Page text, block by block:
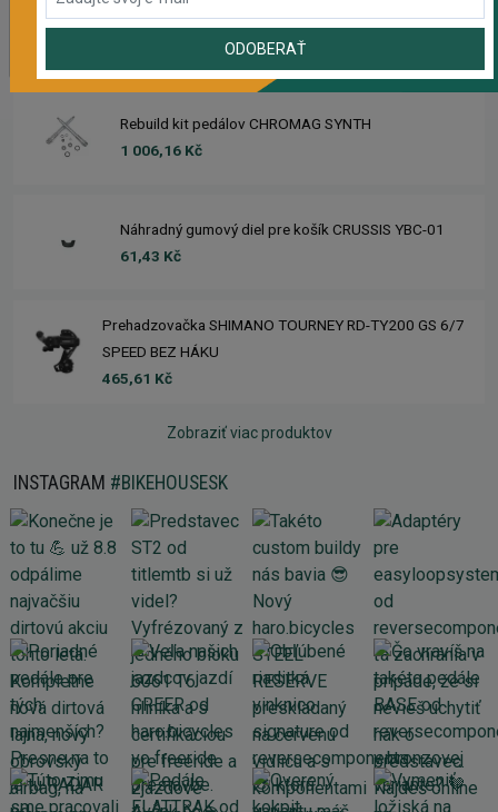
Sedlo CHROMAG TRAILMASTER DT V2
Rebuild kit pedálov CHROMAG SYNTH
1 006,16 Kč
Náhradný gumový diel pre košík CRUSSIS YBC-01
61,43 Kč
Prehadzovačka SHIMANO TOURNEY RD-TY200 GS 6/7
SPEED BEZ HÁKU
465,61 Kč
Zobraziť viac produktov
INSTAGRAM #BIKEHOUSESK
ODOBERAŤ